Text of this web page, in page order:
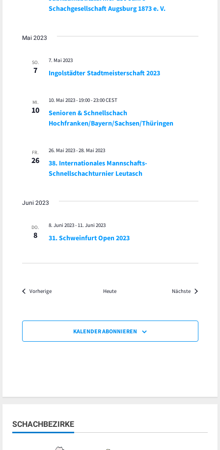
Schachgesellschaft Augsburg 1873 e. V.
Mai 2023
SO.
7 Ingolstädter Stadtmeisterschaft 2023
7. Mai 2023
MI.
10
Senioren & Schnellschach
Hochfranken/Bayern/Sachsen/Thüringen
10. Mai 2023 - 19:00-23:00CEST
FR.
26
38. Internationales Mannschafts-
Schnellschachturnier Leutasch
26. Mai 2023-28. Mai 2023
Juni 2023
DO.
8 31. Schweinfurt Open 2023
8. Juni 2023- 11. Juni 2023
VorherigeVeranstaltungen Heute Nächste
KALENDER ABONNIEREN
SCHACHBEZIRKE